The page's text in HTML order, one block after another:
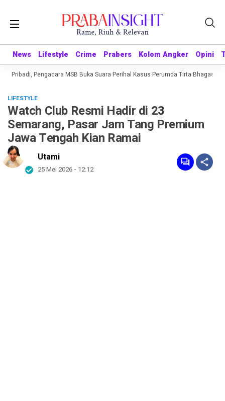
News Lifestyle Crime Prabers Kolom Angker Opini
News Lifestyle Crime Prabers Kolom Angker Opini
Pribadi, Pengacara MSB Buka Suara Perihal Kasus Perumda Tirta Bhagasasi
LIFESTYLE
Watch Club Resmi Hadir di 23
Semarang, Pasar Jam Tang Premium
Jawa Tengah Kian Ramai
Utami
25 Mei 2026 - 12:12